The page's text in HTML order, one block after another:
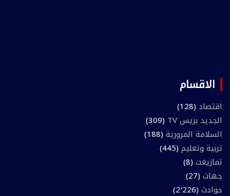
الاقسام
اقتصاد (128)
الجديد بريس TV
(309)
السلامة المرورية (188)
تربية وتعليم (445)
تمازيغت (8)
جهات (27)
حوادث (2٬226)